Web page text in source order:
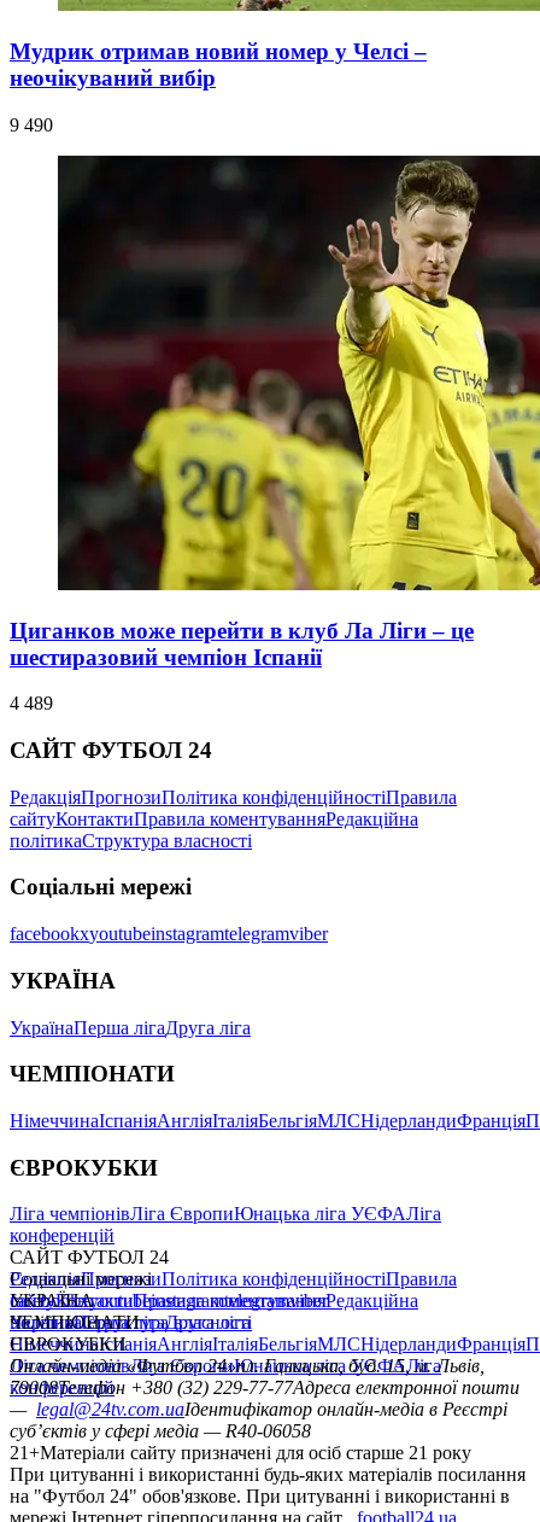
Мудрик отримав новий номер у Челсі –
неочікуваний вибір
9 490
Циганков може перейти в клуб Ла Ліги – це
шестиразовий чемпіон Іспанії
4 489
САЙТ ФУТБОЛ 24
РедакціяПрогнозиПолітика конфіденційностіПравила
сайтуКонтактиПравила коментуванняРедакційна
політикаСтруктура власності
Соціальні мережі
facebookxyoutubeinstagramtelegramviber
УКРАЇНА
УкраїнаПерша лігаДруга ліга
ЧЕМПІОНАТИ
НімеччинаІспаніяАнгліяІталіяБельгіяМЛСНідерландиФранція
ЄВРОКУБКИ
Ліга чемпіонівЛіга ЄвропиЮнацька ліга УЄФАЛіга
конференцій
САЙТ ФУТБОЛ 24
РедакціяПрогнозиПолітика конфіденційностіПравила
сайтуКонтактиПравила коментуванняРедакційна
політикаСтруктура власності
Соціальні мережі
facebookxyoutubeinstagramtelegramviber
УКРАЇНА
УкраїнаПерша лігаДруга ліга
ЧЕМПІОНАТИ
НімеччинаІспаніяАнгліяІталіяБельгіяМЛСНідерландиФранція
ЄВРОКУБКИ
Ліга чемпіонівЛіга ЄвропиЮнацька ліга УЄФАЛіга
конференцій
Онлайн-медіа «Футбол 24»пл. Галицька, буд. 15, м. Львів,
79008Телефон +380 (32) 229-77-77Адреса електронної пошти
— legal@24tv.com.uaІдентифікатор онлайн-медіа в Реєстрі
суб’єктів у сфері медіа — R40-06058
21+Матеріали сайту призначені для осіб старше 21 року
При цитуванні і використанні будь-яких матеріалів посилання
на "Футбол 24" обов'язкове. При цитуванні і використанні в